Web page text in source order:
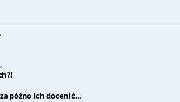
późno Ich docenić...